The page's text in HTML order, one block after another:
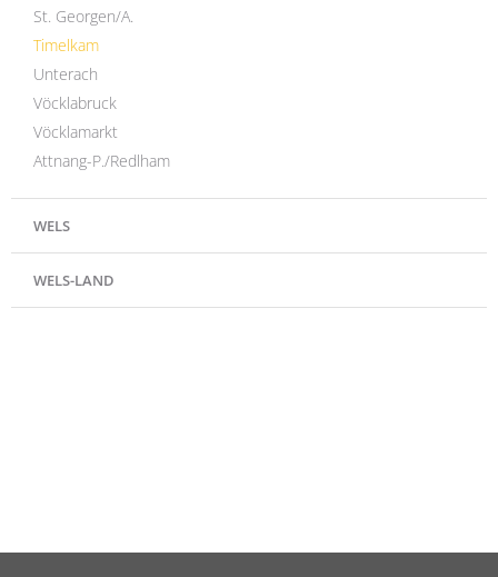
St. Georgen/A.
Timelkam
Unterach
Vöcklabruck
Vöcklamarkt
Attnang-P./Redlham
WELS
WELS-LAND